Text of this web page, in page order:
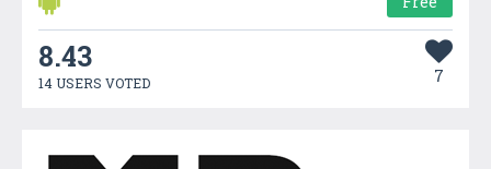
8.43
14 USERS VOTED 7